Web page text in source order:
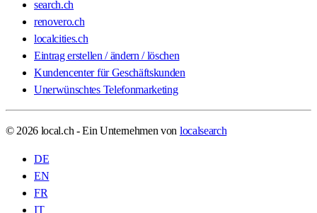
search.ch
renovero.ch
localcities.ch
Eintrag erstellen / ändern / löschen
Kundencenter für Geschäftskunden
Unerwünschtes Telefonmarketing
© 2026 local.ch - Ein Unternehmen von localsearch
DE
EN
FR
IT